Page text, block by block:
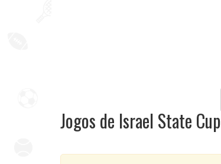
Jogos de Israel State Cup